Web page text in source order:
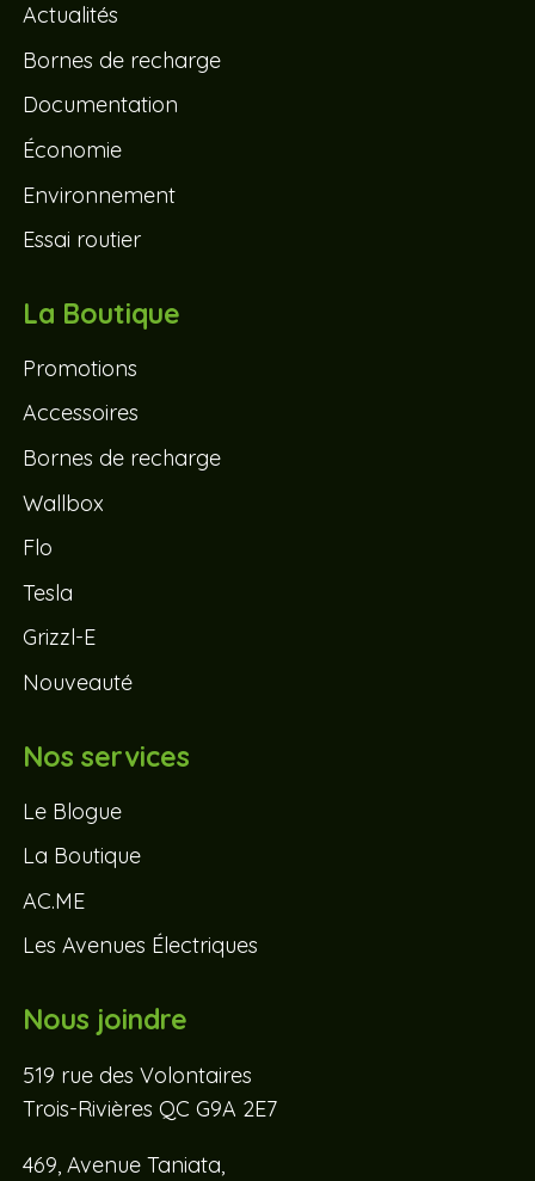
Actualités
Bornes de recharge
Documentation
Économie
Environnement
Essai routier
La Boutique
Promotions
Accessoires
Bornes de recharge
Wallbox
Flo
Tesla
Grizzl-E
Nouveauté
Nos services
Le Blogue
La Boutique
AC.ME
Les Avenues Électriques
Nous joindre
519 rue des Volontaires
Trois-Rivières QC G9A 2E7
469, Avenue Taniata,